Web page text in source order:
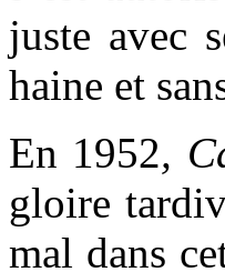
juste avec
haine et
En 1952,
gloire
mal dans